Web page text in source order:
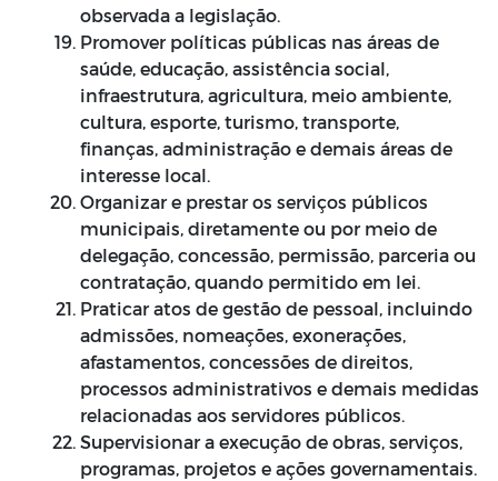
observada a legislação.
Promover políticas públicas nas áreas de
saúde, educação, assistência social,
infraestrutura, agricultura, meio ambiente,
cultura, esporte, turismo, transporte,
finanças, administração e demais áreas de
interesse local.
Organizar e prestar os serviços públicos
municipais, diretamente ou por meio de
delegação, concessão, permissão, parceria ou
contratação, quando permitido em lei.
Praticar atos de gestão de pessoal, incluindo
admissões, nomeações, exonerações,
afastamentos, concessões de direitos,
processos administrativos e demais medidas
relacionadas aos servidores públicos.
Supervisionar a execução de obras, serviços,
programas, projetos e ações governamentais.